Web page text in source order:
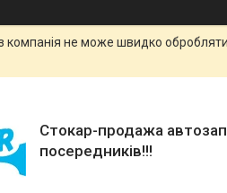
компанія не може швидко
Стокар-продажа
посередників!!!